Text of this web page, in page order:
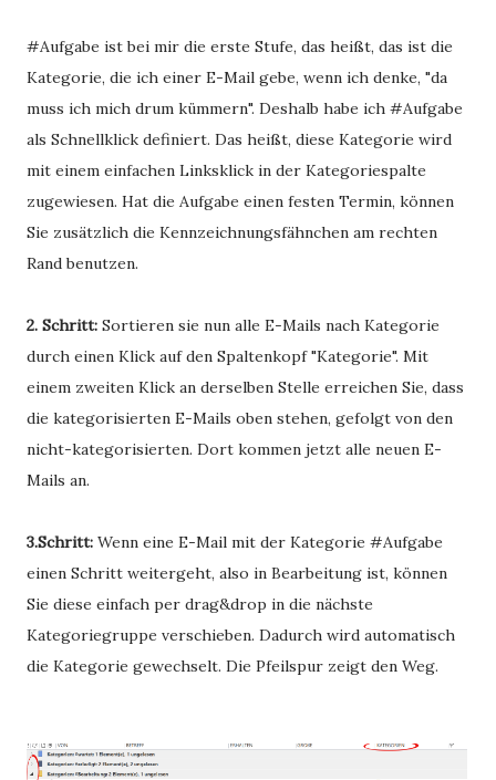
#Aufgabe ist bei mir die erste Stufe, das heißt, das ist die
Kategorie, die ich einer E-Mail gebe, wenn ich denke, "da
muss ich mich drum kümmern". Deshalb habe ich #Aufgabe
als Schnellklick definiert. Das heißt, diese Kategorie wird
mit einem einfachen Linksklick in der Kategoriespalte
zugewiesen. Hat die Aufgabe einen festen Termin, können
Sie zusätzlich die Kennzeichnungsfähnchen am rechten
Rand benutzen.
2. Schritt: Sortieren sie nun alle E-Mails nach Kategorie
durch einen Klick auf den Spaltenkopf "Kategorie". Mit
einem zweiten Klick an derselben Stelle erreichen Sie, dass
die kategorisierten E-Mails oben stehen, gefolgt von den
nicht-kategorisierten. Dort kommen jetzt alle neuen E-
Mails an.
3.Schritt: Wenn eine E-Mail mit der Kategorie #Aufgabe
einen Schritt weitergeht, also in Bearbeitung ist, können
Sie diese einfach per drag&drop in die nächste
Kategoriegruppe verschieben. Dadurch wird automatisch
die Kategorie gewechselt. Die Pfeilspur zeigt den Weg.